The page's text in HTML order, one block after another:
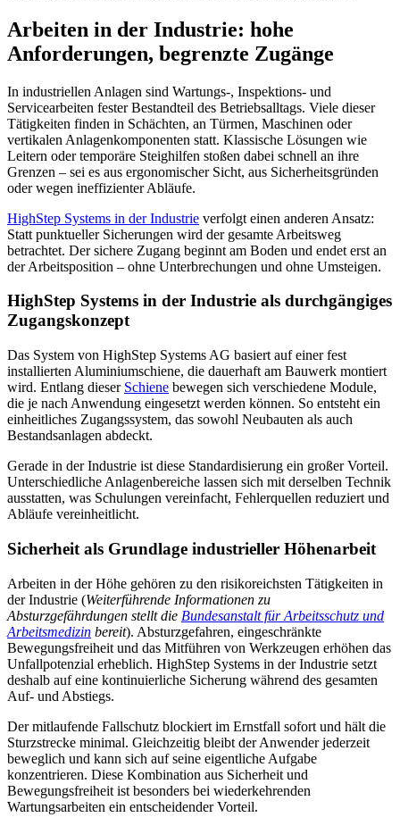
Arbeiten in der Industrie: hohe
Anforderungen, begrenzte Zugänge
In industriellen Anlagen sind Wartungs-, Inspektions- und
Servicearbeiten fester Bestandteil des Betriebsalltags. Viele dieser
Tätigkeiten finden in Schächten, an Türmen, Maschinen oder
vertikalen Anlagenkomponenten statt. Klassische Lösungen wie
Leitern oder temporäre Steighilfen stoßen dabei schnell an ihre
Grenzen – sei es aus ergonomischer Sicht, aus Sicherheitsgründen
oder wegen ineffizienter Abläufe.
HighStep Systems in der Industrie verfolgt einen anderen Ansatz:
Statt punktueller Sicherungen wird der gesamte Arbeitsweg
betrachtet. Der sichere Zugang beginnt am Boden und endet erst an
der Arbeitsposition – ohne Unterbrechungen und ohne Umsteigen.
HighStep Systems in der Industrie als durchgängiges
Zugangskonzept
Das System von HighStep Systems AG basiert auf einer fest
installierten Aluminiumschiene, die dauerhaft am Bauwerk montiert
wird. Entlang dieser Schiene bewegen sich verschiedene Module,
die je nach Anwendung eingesetzt werden können. So entsteht ein
einheitliches Zugangssystem, das sowohl Neubauten als auch
Bestandsanlagen abdeckt.
Gerade in der Industrie ist diese Standardisierung ein großer Vorteil.
Unterschiedliche Anlagenbereiche lassen sich mit derselben Technik
ausstatten, was Schulungen vereinfacht, Fehlerquellen reduziert und
Abläufe vereinheitlicht.
Sicherheit als Grundlage industrieller Höhenarbeit
Arbeiten in der Höhe gehören zu den risikoreichsten Tätigkeiten in
der Industrie (Weiterführende Informationen zu
Absturzgefährdungen stellt die Bundesanstalt für Arbeitsschutz und
Arbeitsmedizin bereit). Absturzgefahren, eingeschränkte
Bewegungsfreiheit und das Mitführen von Werkzeugen erhöhen das
Unfallpotenzial erheblich. HighStep Systems in der Industrie setzt
deshalb auf eine kontinuierliche Sicherung während des gesamten
Auf- und Abstiegs.
Der mitlaufende Fallschutz blockiert im Ernstfall sofort und hält die
Sturzstrecke minimal. Gleichzeitig bleibt der Anwender jederzeit
beweglich und kann sich auf seine eigentliche Aufgabe
konzentrieren. Diese Kombination aus Sicherheit und
Bewegungsfreiheit ist besonders bei wiederkehrenden
Wartungsarbeiten ein entscheidender Vorteil.